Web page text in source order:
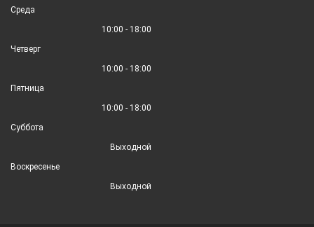
Среда
10:00 - 18:00
Четверг
10:00 - 18:00
Пятница
10:00 - 18:00
Суббота
Выходной
Воскресенье
Выходной